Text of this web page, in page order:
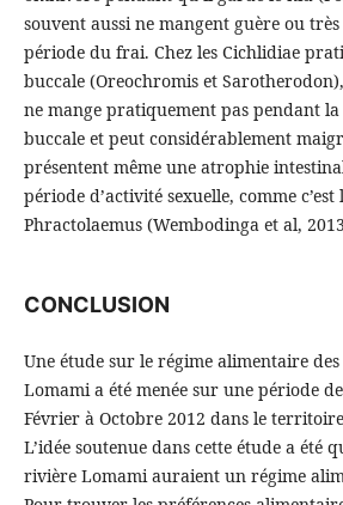
souvent aussi ne mangent guère ou
période du frai. Chez les Cichlidiae
buccale (Oreochromis et
ne mange pratiquement pas pendant
buccale et peut considérablement
présentent même une atrophie
période d’activité sexuelle, comme c’est
Phractolaemus (Wembodinga et al,
CONCLUSION
Une étude sur le régime alimentaire
Lomami a été menée sur une période
Février à Octobre 2012 dans le
L’idée soutenue dans cette étude a été
rivière Lomami auraient un régime